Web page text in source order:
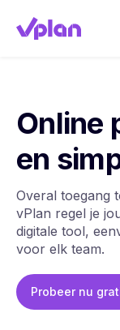
Online
en
Overal toegang
vPlan regel je
digitale tool,
voor elk team.
Probeer nu